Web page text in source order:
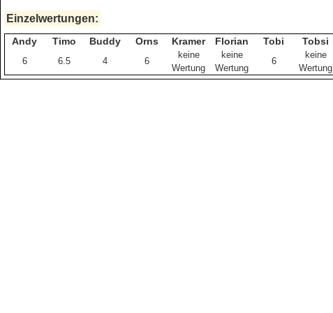
Einzelwertungen:
Andy Timo Buddy Orns Kramer Florian Tobi Tobsi
6 6.5 4 6
keine
Wertung
keine
Wertung
6
keine
Wertung